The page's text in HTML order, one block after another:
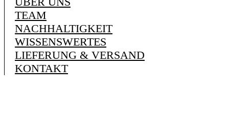
TEAM
NACHHALTIGKEIT
WISSENSWERTES
LIEFERUNG & VERSAND
KONTAKT